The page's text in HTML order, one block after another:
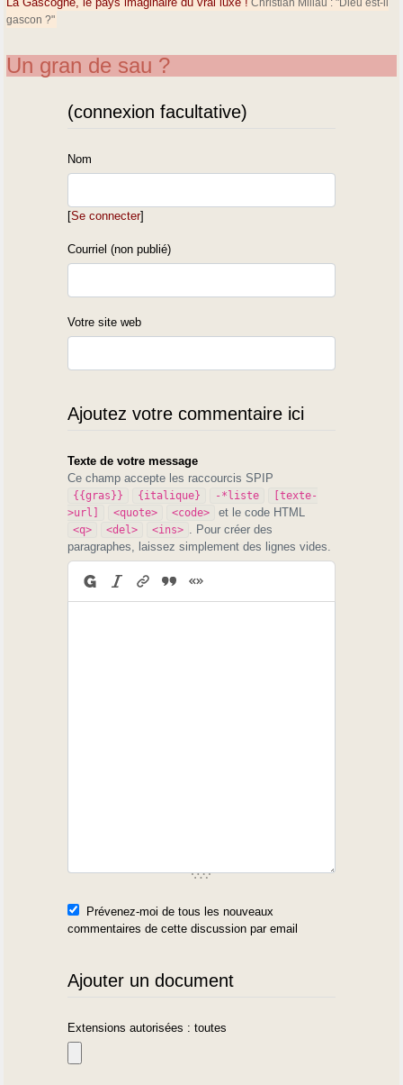
Christian Millau : "Dieu est-il
gascon ?"
Un gran de sau ?
(connexion facultative)
Nom
[Se connecter]
Courriel (non publié)
Votre site web
Ajoutez votre commentaire ici
Texte de votre message
Ce champ accepte les raccourcis SPIP
{{gras}} {italique} -*liste
[texte-
>url]
<quote> <code> et le code HTML
<q> <del> <ins> . Pour créer des
paragraphes, laissez simplement des lignes vides.
Prévenez-moi de tous les nouveaux
commentaires de cette discussion par email
Ajouter un document
Extensions autorisées : toutes